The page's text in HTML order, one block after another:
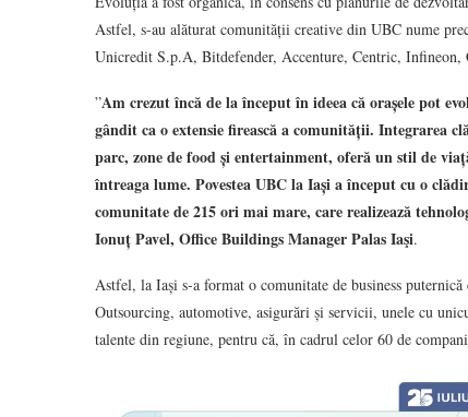
Astfel, s-au alăturat comunității creative din UBC nume
Unicredit S.p.A, Bitdefender, Accenture, Centric, Infineon,
”Am crezut încă de la început în ideea că orașele pot
gândit ca o extensie firească a comunității.
parc, zone de food și entertainment, oferă un stil de
întreaga lume. Povestea UBC la Iași a început cu o
comunitate de 215 ori mai mare, care realizează
Ionuț Pavel, Office Buildings Manager Palas Iaşi.
Astfel, la Iași s-a format o comunitate de business
Outsourcing, automotive, asigurări și servicii, unele cu
talente din regiune, pentru că, în cadrul celor 60 de